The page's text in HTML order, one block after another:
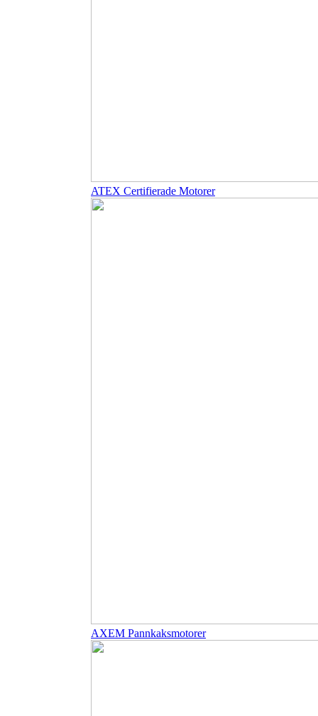
ATEX Certifierade Motorer
AXEM Pannkaksmotorer